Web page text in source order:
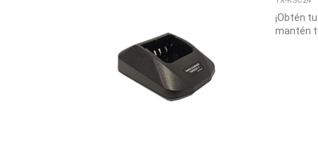
¡Obtén
mantén